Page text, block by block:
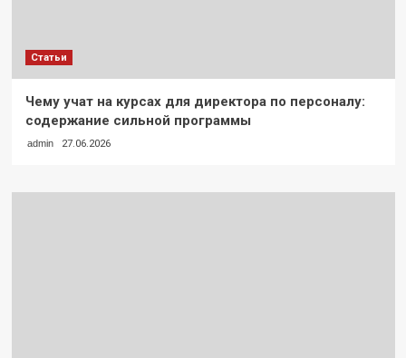
Статьи
Чему учат на курсах для директора по персоналу:
содержание сильной программы
admin 27.06.2026